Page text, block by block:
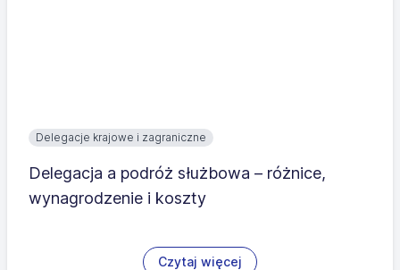
Delegacje krajowe i zagraniczne
Delegacja a podróż służbowa – różnice,
wynagrodzenie i koszty
Czytaj więcej